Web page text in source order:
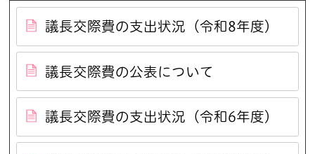
議長交際費の支出状況（令和8年度）
議長交際費の公表について
議長交際費の支出状況（令和6年度）